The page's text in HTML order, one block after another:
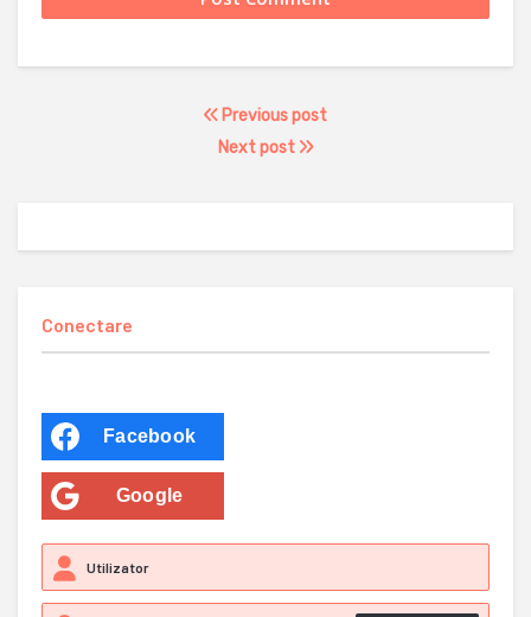
Previous post
Next post
Conectare
Facebook
Google